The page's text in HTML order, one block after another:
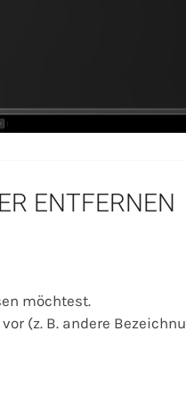
ENTFERNEN
möchtest.
(z. B. andere